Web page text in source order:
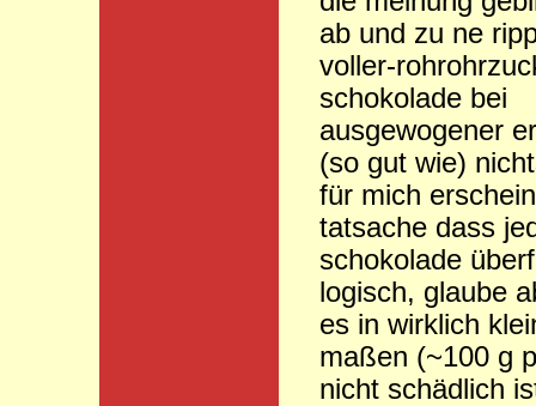
ab und zu ne
voller-
schokolade bei
ausgewogener
(so gut wie)
für mich
tatsache dass
schokolade
logisch, glaube
es in wirklich
maßen (~100 g
nicht schädlich